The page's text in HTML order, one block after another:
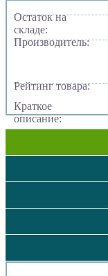
Остаток на
складе:
Производитель:
Рейтинг товара:
Краткое
описание: